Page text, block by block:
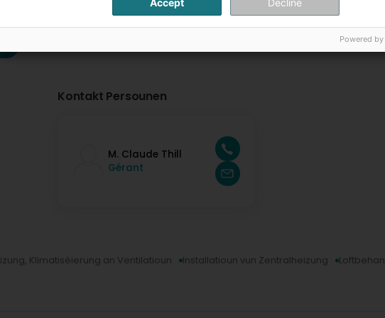
Kontakt Persounen
M. Claude Thill
Gérant
Klimatiséierung an Ventilatioun Installatioun vun Zentralheizung
Accept Decline
Powered by